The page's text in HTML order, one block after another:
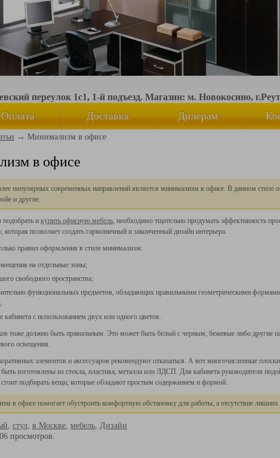
переулок 1с1, 1-й подъезд. Магазин: м. Новокосино,
Оплата Доставка Дилерам
→ Минимализм в офисе
в офисе
популярных современных направлений является минимализм в офисе. В данном стиле
и другие.
и купить офисную мебель, необходимо тщательно продумать эффективность
позволяет создать гармоничный и законченный дизайн интерьера.
правил оформления в стиле минимализм:
на отдельные зоны;
свободного пространства;
функциональных предметов, обладающих правильными геометрическими
кабинета с использованием двух или одного цветов.
тоже должно быть правильным. Это может быть белый с черным, бежевые либо другие
освещения.
элементов и аксессуаров рекомендуют отказаться. А вот многочисленные
изготовлены из стекла, пластика, металла или ЛДСП. Для кабинета руководителя
подбирать вещи, которые обладают простым содержанием и формой.
в офисе помогает обустроить комфортную обстановку для работы, а отсутствие лишних
стул в Москве мебель Дизайн
просмотров.